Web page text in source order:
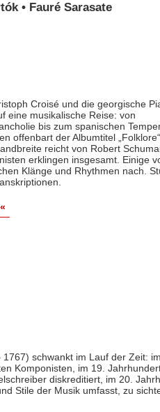
• Fauré Sarasate
Croisé und die georgische
eine musikalische Reise: von
bis zum spanischen
offenbart der Albumtitel
reicht von Robert
erklingen insgesamt. Einige
Klänge und Rhythmen nach.
schwankt im Lauf der Zeit:
Komponisten, im 19.
diskreditiert, im 20.
Stile der Musik umfasst, zu